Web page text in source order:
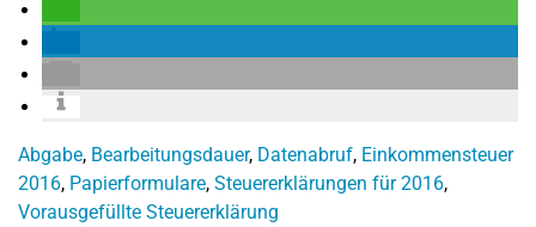
Abgabe, Bearbeitungsdauer, Datenabruf, Einkommensteuer
2016, Papierformulare, Steuererklärungen für 2016,
Vorausgefüllte Steuererklärung